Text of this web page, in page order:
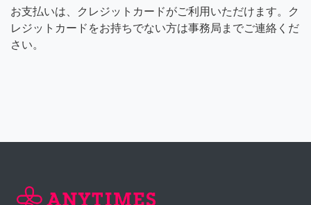
お支払いは、クレジットカードがご利用いただけます。ク
レジットカードをお持ちでない方は事務局までご連絡くだ
さい。